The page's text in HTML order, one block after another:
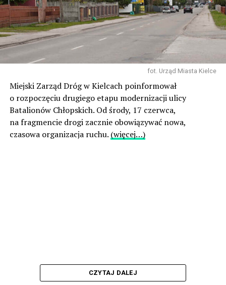
fot. Urząd Miasta Kielce
Miejski Zarząd Dróg w Kielcach poinformował
o rozpoczęciu drugiego etapu modernizacji ulicy
Batalionów Chłopskich. Od środy, 17 czerwca,
na fragmencie drogi zacznie obowiązywać nowa,
czasowa organizacja ruchu. (więcej…)
CZYTAJ DALEJ